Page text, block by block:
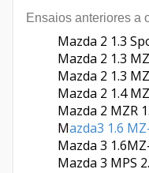
Ensaios anteriores a
Mazda 2 1.3
Mazda 2 1.3
Mazda 2 1.3
Mazda 2 1.4
Mazda 2 MZR
Mazda3 1.6
Mazda 3
Mazda 3 MPS